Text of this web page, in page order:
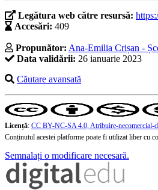
Legătura web către resursă:
Accesări: 409
Propunător: Ana-Emilia Crișan -
Data validării: 26 ianuarie 2023
Căutare avansată
Licență: CC BY-NC-SA 4.0, Atribuire-necomercial-
Conținutul acestei platforme poate fi utilizat liber cu
Semnalați o modificare necesară.